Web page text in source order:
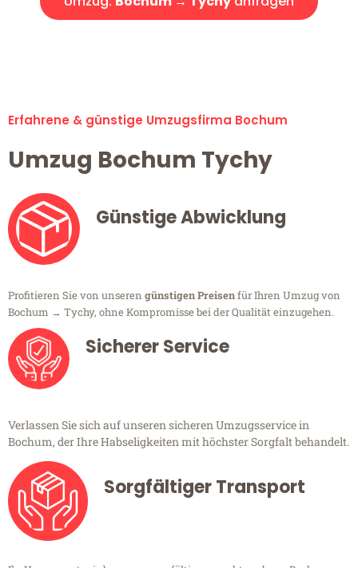
Erfahrene & günstige Umzugsfirma Bochum
Umzug Bochum Tychy
Günstige Abwicklung
Profitieren Sie von unseren günstigen Preisenfür Ihren Umzug von
Bochum → Tychy, ohne Kompromisse bei der Qualität einzugehen.
Sicherer Service
Verlassen Sie sich auf unseren sicheren Umzugsservice in
Bochum, der Ihre Habseligkeiten mit höchster Sorgfalt behandelt.
Sorgfältiger Transport